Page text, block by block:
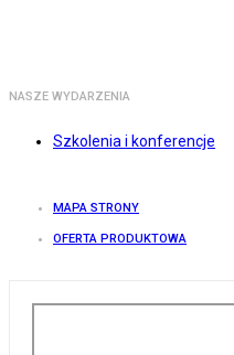
NASZE WYDARZENIA
Szkolenia i konferencje
MAPA STRONY
OFERTA PRODUKTOWA